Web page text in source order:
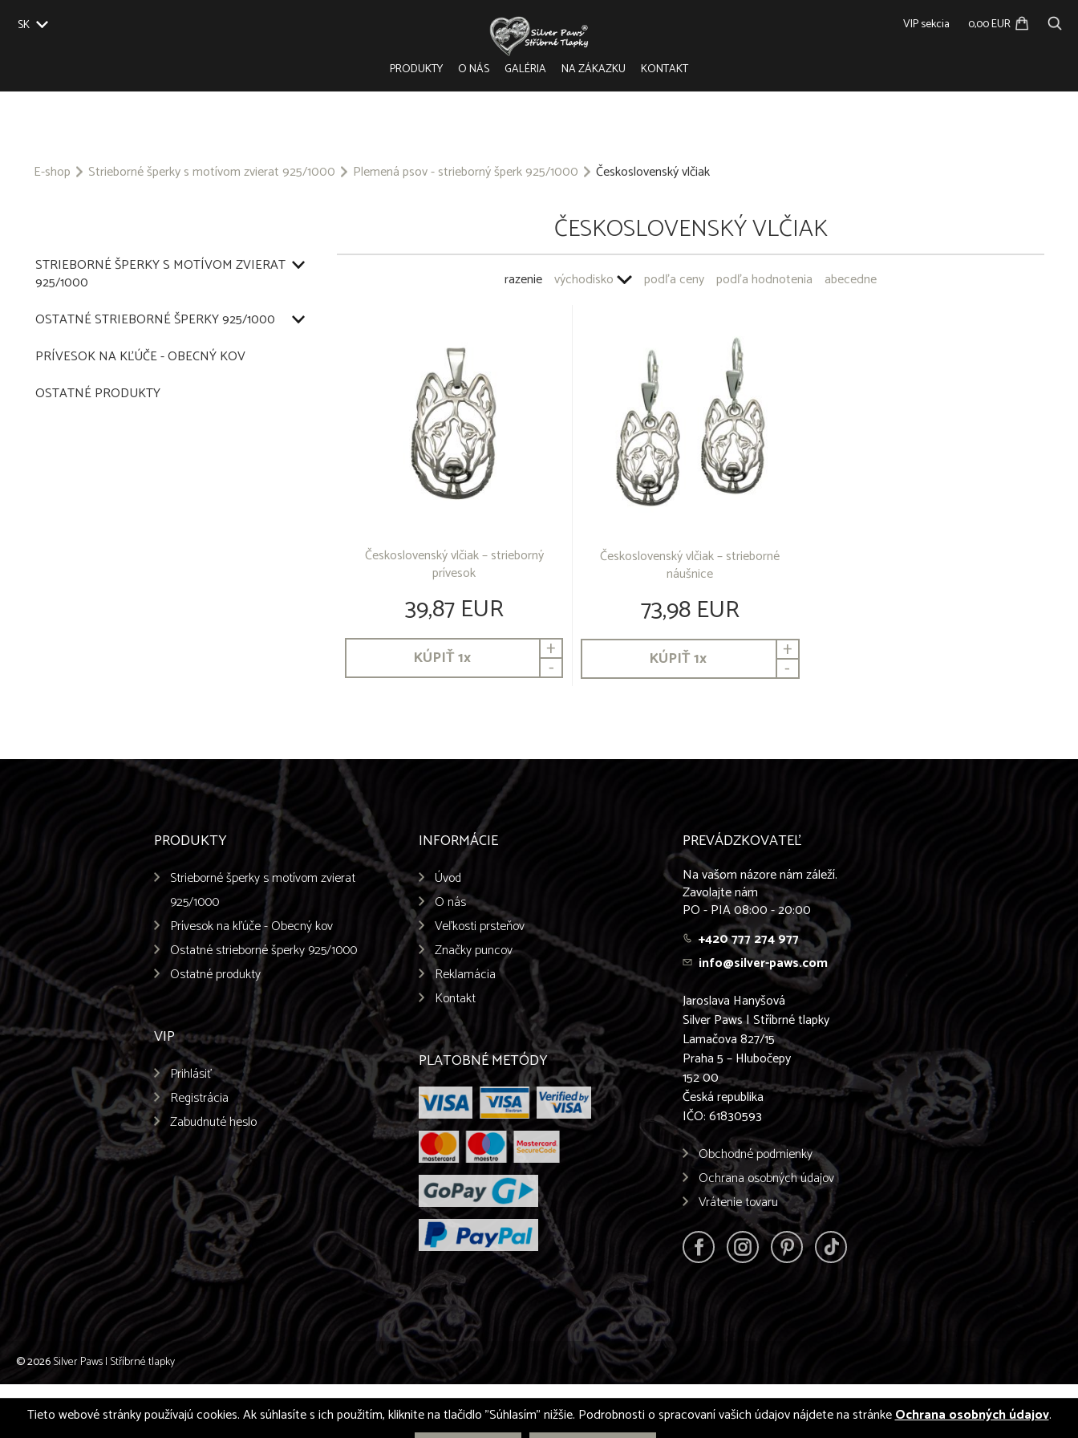
SK
CZ
VIP sekcia 0,00 EUR
PRODUKTY O NÁS GALÉRIA NA ZÁKAZKU KONTAKT
E-shop Strieborné šperky s motívom zvierat 925/1000 Plemená psov - strieborný šperk 925/1000 Československý vlčiak
STRIEBORNÉ ŠPERKY S MOTÍVOM ZVIERAT
925/1000
OSTATNÉ STRIEBORNÉ ŠPERKY 925/1000
PRÍVESOK NA KĽÚČE - OBECNÝ KOV
OSTATNÉ PRODUKTY
ČESKOSLOVENSKÝ VLČIAK
razenie východisko podľa ceny podľa hodnotenia abecedne
Československý vlčiak – strieborný
prívesok
39,87 EUR
KÚPIŤ1x +
-
Československý vlčiak – strieborné
náušnice
73,98 EUR
KÚPIŤ1x +
-
PRODUKTY
Strieborné šperky s motívom zvierat
925/1000
Prívesok na kľúče - Obecný kov
Ostatné strieborné šperky 925/1000
Ostatné produkty
VIP
Prihlásiť
Registrácia
Zabudnuté heslo
INFORMÁCIE
Úvod
O nás
Veľkosti prsteňov
Značky puncov
Reklamácia
Kontakt
PLATOBNÉ METÓDY
PREVÁDZKOVATEĽ
Na vašom názore nám záleží.
Zavolajte nám
PO - PIA 08:00 - 20:00
+420 777 274 977
info@silver-paws.com
Jaroslava Hanyšová
Silver Paws | Stříbrné tlapky
Lamačova 827/15
Praha 5 – Hlubočepy
152 00
Česká republika
IČO: 61830593
Obchodné podmienky
Ochrana osobných údajov
Vrátenie tovaru
© 2026Silver Paws | Stříbrné tlapky
Tieto webové stránky používajú cookies. Ak súhlasíte s ich použitím, kliknite na tlačidlo "Súhlasím" nižšie. Podrobnosti o spracovaní vašich údajov nájdete na stránkeOchrana osobných údajov.